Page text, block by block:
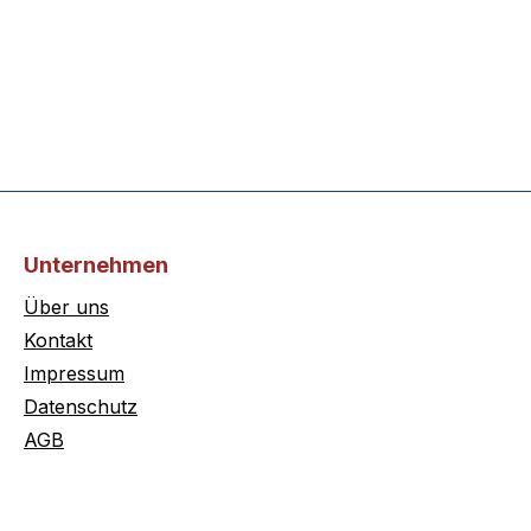
Unternehmen
Über uns
Kontakt
Impressum
Datenschutz
AGB